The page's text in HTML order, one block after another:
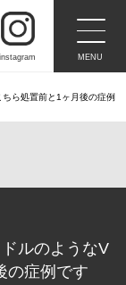
instagram MENU
ら処置前と1ヶ月後の症例
ルのようなV
の症例です